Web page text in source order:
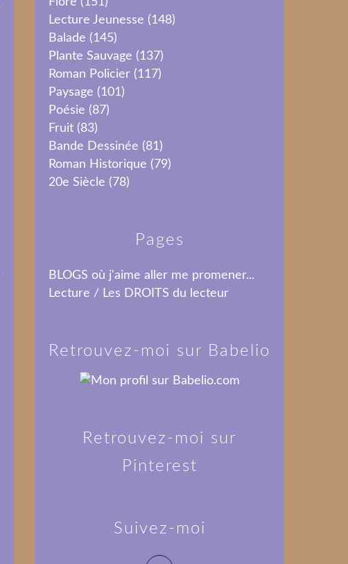
Lecture Jeunesse (148)
Balade (145)
Plante Sauvage (137)
Roman Policier (117)
Paysage (101)
Poésie (87)
Fruit (83)
Bande Dessinée (81)
Roman Historique (79)
20e Siècle (78)
Pages
BLOGS où j'aime aller me promener...
Lecture / Les DROITS du lecteur
Suivez-moi
Retrouvez-moi sur Babelio
Retrouvez-moi sur
Pinterest